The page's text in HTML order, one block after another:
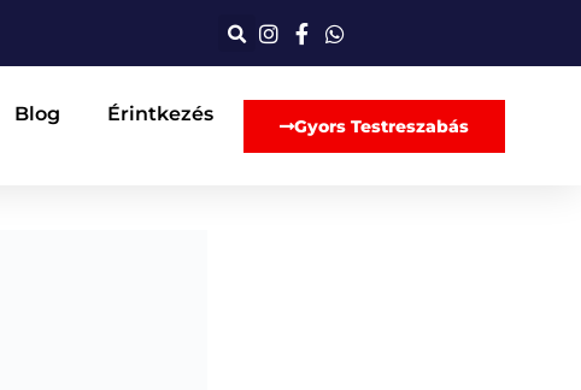
Blog
Érintkezés
Gyors Testreszabás